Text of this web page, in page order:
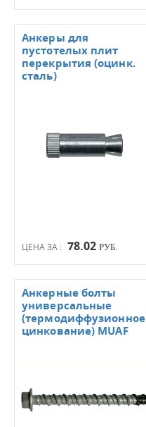
ЦЕНА ЗА : 78.02 РУБ.
Анкеры для
пустотелых плит
перекрытия (оцинк.
сталь)
Анкерные болты
универсальные
(термодиффузионное
цинкование) MUAF